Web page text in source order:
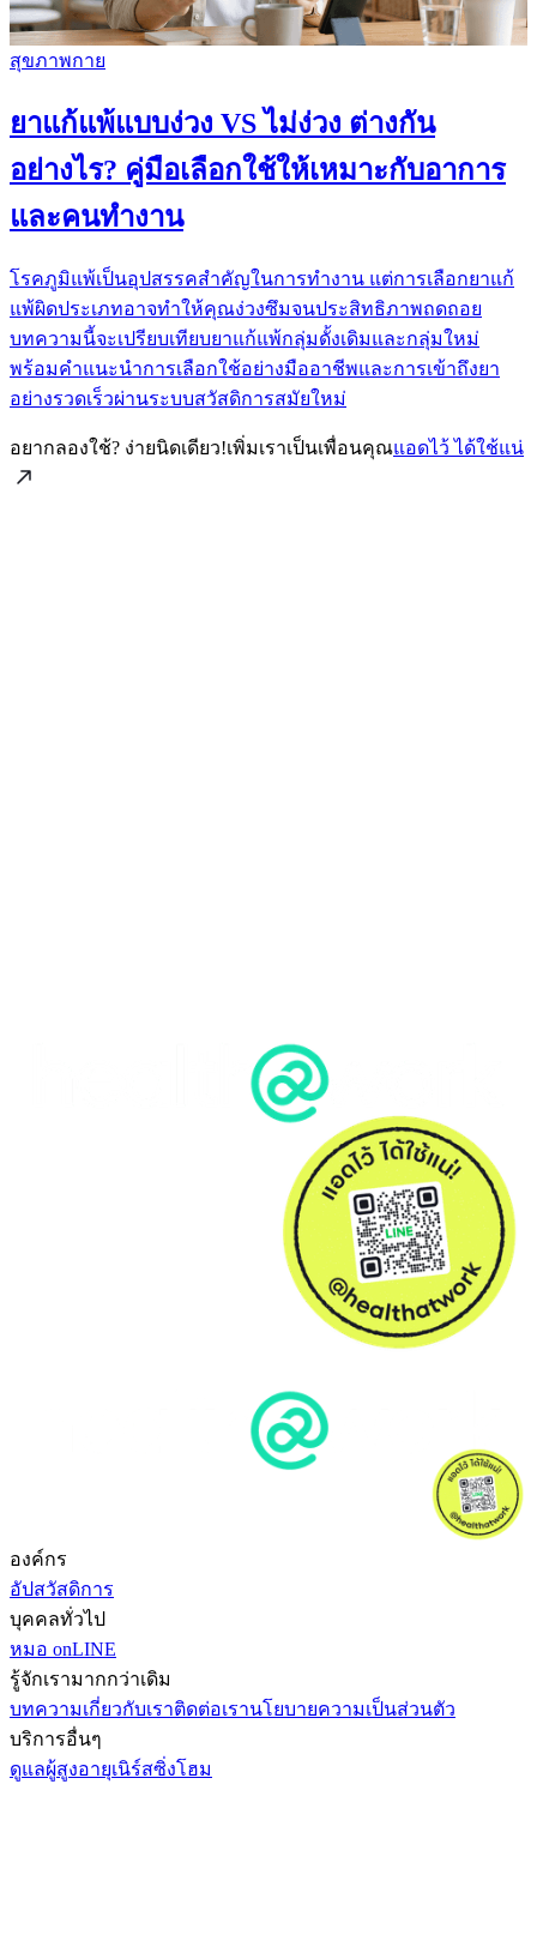
สุขภาพกาย
ยาแก้แพ้แบบง่วง VS ไม่ง่วง ต่างกัน
อย่างไร? คู่มือเลือกใช้ให้เหมาะกับอาการ
และคนทำงาน
โรคภูมิแพ้เป็นอุปสรรคสำคัญในการทำงาน แต่การเลือกยาแก้
แพ้ผิดประเภทอาจทำให้คุณง่วงซึมจนประสิทธิภาพถดถอย
บทความนี้จะเปรียบเทียบยาแก้แพ้กลุ่มดั้งเดิมและกลุ่มใหม่
พร้อมคำแนะนำการเลือกใช้อย่างมืออาชีพและการเข้าถึงยา
อย่างรวดเร็วผ่านระบบสวัสดิการสมัยใหม่
อยากลองใช้? ง่ายนิดเดียว!เพิ่มเราเป็นเพื่อนคุณแอดไว้ ได้ใช้แน่
องค์กร
อัปสวัสดิการ
บุคคลทั่วไป
หมอ onLINE
รู้จักเรามากกว่าเดิม
บทความเกี่ยวกับเราติดต่อเรานโยบายความเป็นส่วนตัว
บริการอื่นๆ
ดูแลผู้สูงอายุเนิร์สซิ่งโฮม